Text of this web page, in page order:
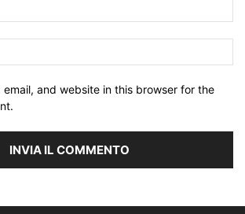
email, and website in this browser for the